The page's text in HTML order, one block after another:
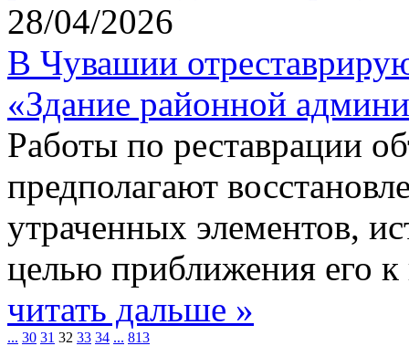
28/04/2026
В Чувашии
«Здание районной
Работы по реставрации
предполагают
утраченных элементов,
целью приближения его к
читать дальше »
... 30 31 32 33 34 ... 813